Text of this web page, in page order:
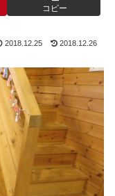
コピー
2018.12.25 2018.12.26